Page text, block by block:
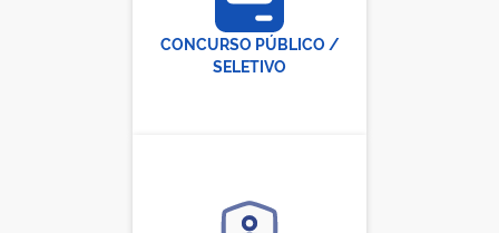
CONCURSO PÚBLICO /
SELETIVO